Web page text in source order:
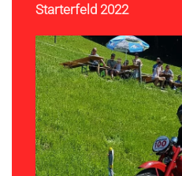
Starterfeld 2022